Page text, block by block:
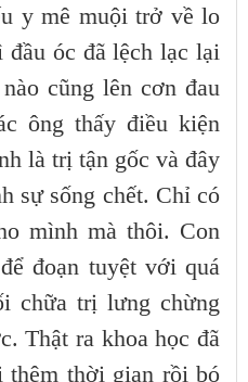
y mê muội trở về lo
óc đã lệch lạc lại
cũng lên cơn đau
ông thấy điều kiện
là trị tận gốc và đây
sự sống chết. Chỉ có
mình mà thôi. Con
đoạn tuyệt với quá
chữa trị lưng chừng
Thật ra khoa học đã
thêm thời gian rồi bó